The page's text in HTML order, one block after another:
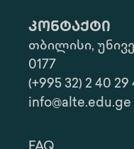
კონტაქტი
თბილისი,
0177
(+995 32) 2 40
info@alte.edu.ge